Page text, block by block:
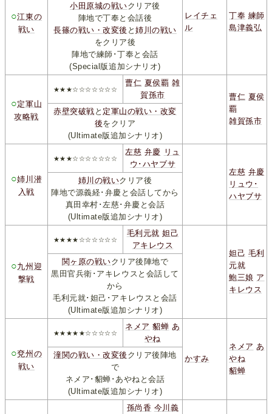
○江東の
戦い
レイチェ
ル
丁奉 練師
島津義弘
小田原城の戦いクリア後
陣地で丁奉と会話後
長篠の戦い・改変後 と姉川の戦い
をクリア後
陣地で練師･丁奉と会話
(Special版追加シナリオ)
○定軍山
攻略戦
★★★☆☆☆☆☆☆☆
曹仁 夏侯覇 雑
賀孫市
曹仁 夏侯
覇
雑賀孫市
赤壁突破戦 と 定軍山の戦い・改変
後をクリア
(Ultimate版追加シナリオ)
○姉川潜
入戦
★★★☆☆☆☆☆☆☆
左慈 弁慶
リュ
ウ･ハヤブサ
左慈 弁慶
リュウ･
ハヤブサ
姉川の戦いクリア後
陣地で源義経･弁慶と会話してから
真田幸村･左慈･弁慶と会話
(Ultimate版追加シナリオ)
○九州迎
撃戦
★★★★☆☆☆☆☆☆
毛利元就 妲己
アキレウス
妲己 毛利
元就
鮑三娘 ア
キレウス
関ヶ原の戦いクリア後陣地で
黒田官兵衛･アキレウスと会話して
から
毛利元就･妲己･アキレウスと会話
(Ultimate版追加シナリオ)
○兗州の
戦い
★★★★★☆☆☆☆☆
ネメア 貂蝉 あ
やね
かすみ
ネメア あ
やね
貂蝉
潼関の戦い・改変後 クリア後陣地
で
ネメア･貂蝉･あやねと会話
(Ultimate版追加シナリオ)
孫尚香 今川義